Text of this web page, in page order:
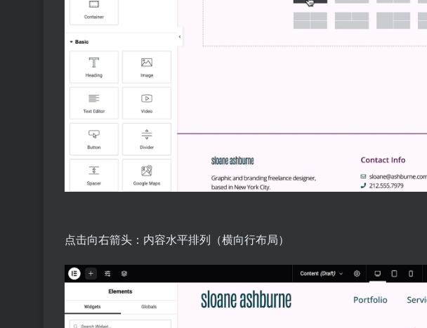
点击向右箭头：内容水平排列（横向行布局）